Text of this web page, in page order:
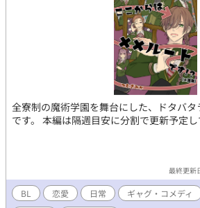
全寮制の魔術学園を舞台にした、ドタバ
です。 本編は隔週目安に分割で更新予定
最終更新
BL 恋愛 日常 ギャグ・コメディ